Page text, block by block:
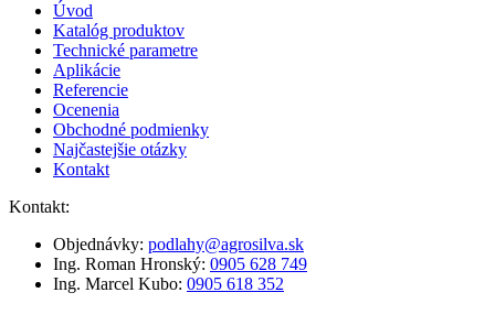
Úvod
Katalóg produktov
Technické parametre
Aplikácie
Referencie
Ocenenia
Obchodné podmienky
Najčastejšie otázky
Kontakt
Kontakt:
Objednávky: podlahy@agrosilva.sk
Ing. Roman Hronský: 0905 628 749
Ing. Marcel Kubo: 0905 618 352